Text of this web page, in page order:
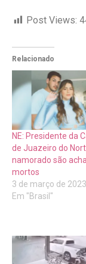
Post Views:
Relacionado
NE: Presidente da
de Juazeiro do
namorado são
mortos
3 de março de 2023
Em "Brasil"